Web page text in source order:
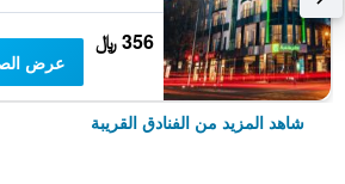
356 ﷼
عرض
شاهد المزيد من الفنادق القريبة